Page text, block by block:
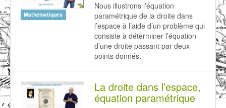
Mathématiques
Nous illustrons l’équation
paramétrique de la droite dans
l’espace à l’aide d’un problème qui
consiste à déterminer l’équation
d’une droite passant par deux
points donnés.
La droite dans l’espace,
équation paramétrique